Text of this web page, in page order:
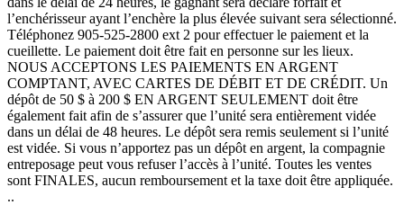
l’enchérisseur ayant l’enchère la plus élevée suivant sera sélectionné.
Téléphonez 905-525-2800 ext 2 pour effectuer le paiement et la
cueillette. Le paiement doit être fait en personne sur les lieux.
NOUS ACCEPTONS LES PAIEMENTS EN ARGENT
COMPTANT, AVEC CARTES DE DÉBIT ET DE CRÉDIT. Un
dépôt de 50 $ à 200 $ EN ARGENT SEULEMENT doit être
également fait afin de s’assurer que l’unité sera entièrement vidée
dans un délai de 48 heures. Le dépôt sera remis seulement si l’unité
est vidée. Si vous n’apportez pas un dépôt en argent, la compagnie
entreposage peut vous refuser l’accès à l’unité. Toutes les ventes
sont FINALES, aucun remboursement et la taxe doit être appliquée.
..